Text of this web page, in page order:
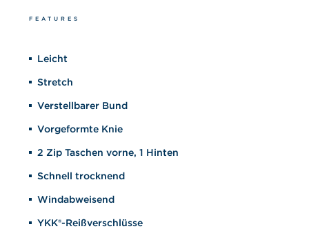
FEATURES
Leicht
Stretch
Verstellbarer Bund
Vorgeformte Knie
2 Zip Taschen vorne, 1 Hinten
Schnell trocknend
Windabweisend
YKK®-Reißverschlüsse